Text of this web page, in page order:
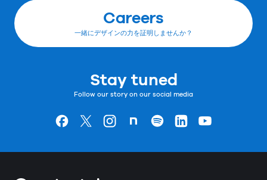
Careers
一緒にデザインの力を証明しませんか？
Stay tuned
Follow our story on our social media
Goodpatchの
ページ
Goodpatchの
ページ
Goodpatchの
ページGoodpatchの
ページ
Goodpatchの
ページ
Goodpatchの
ページ
Goodpatchの